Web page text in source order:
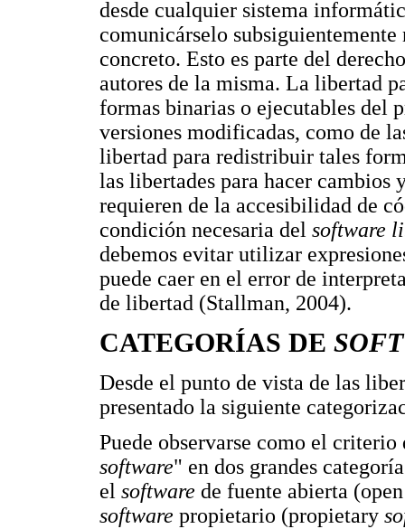
desde cualquier sistema
comunicárselo
concreto. Esto es parte del
autores de la misma. La libertad
formas binarias o ejecutables del
versiones modificadas, como de
libertad para redistribuir tales
las libertades para hacer cambios
requieren de la accesibilidad de
condición necesaria del software
debemos evitar utilizar
puede caer en el error de
de libertad (Stallman, 2004).
CATEGORÍAS DE
Desde el punto de vista de las
presentado la siguiente
Puede observarse como el
software" en dos grandes
el software de fuente abierta
software propietario (propietary